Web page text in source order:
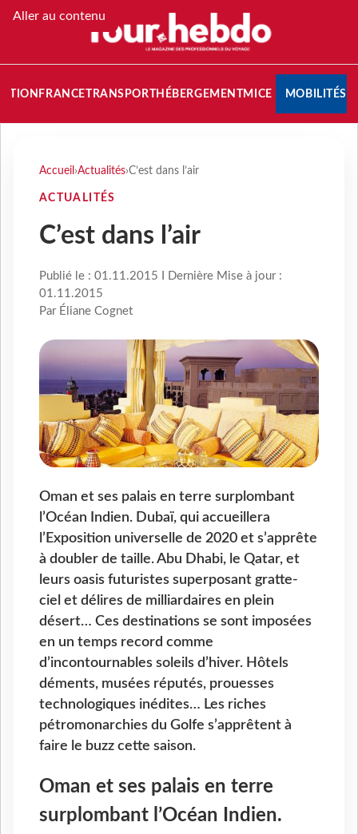
Aller au contenu
FRANCETRANSPORT HÉBERGEMENTMICE MOBILITÉS
Accueil ›Actualités›C’est dans l’air
ACTUALITÉS
C’est dans l’air
Publié le : 01.11.2015 I Dernière Mise à jour :
01.11.2015
Par Éliane Cognet
Oman et ses palais en terre surplombant
l’Océan Indien. Dubaï, qui accueillera
l’Exposition universelle de 2020 et s’apprête
à doubler de taille. Abu Dhabi, le Qatar, et
leurs oasis futuristes superposant gratte-
ciel et délires de milliardaires en plein
désert… Ces destinations se sont imposées
en un temps record comme
d’incontournables soleils d’hiver. Hôtels
déments, musées réputés, prouesses
technologiques inédites… Les riches
pétromonarchies du Golfe s’apprêtent à
faire le buzz cette saison.
Oman et ses palais en terre
surplombant l’Océan Indien.